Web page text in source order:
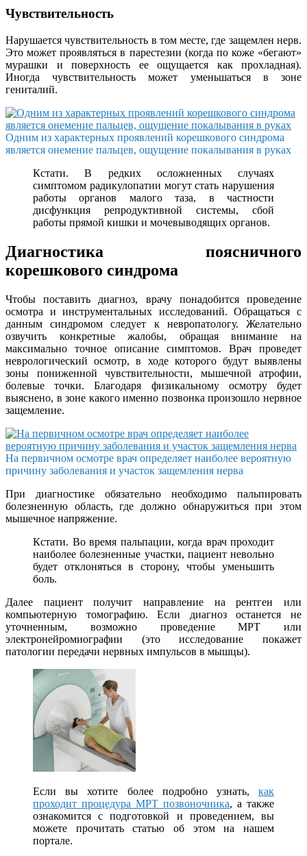
Чувствительность
Нарушается чувствительность в том месте, где защемлен нерв.
Это может проявляться в парестезии (когда по коже «бегают»
мурашки и поверхность ее ощущается как прохладная).
Иногда чувствительность может уменьшаться в зоне
гениталий.
Одним из характерных проявлений корешкового синдрома
является онемение пальцев, ощущение покалывания в руках
Кстати. В редких осложненных случаях
симптомом радикулопатии могут стать нарушения
работы органов малого таза, в частности
дисфункция репродуктивной системы, сбой
работы прямой кишки и мочевыводящих органов.
Диагностика поясничного
корешкового синдрома
Чтобы поставить диагноз, врачу понадобится проведение
осмотра и инструментальных исследований. Обращаться с
данным синдромом следует к невропатологу. Желательно
озвучить конкретные жалобы, обращая внимание на
максимально точное описание симптомов. Врач проведет
неврологический осмотр, в ходе которого будут выявлены
зоны пониженной чувствительности, мышечной атрофии,
болевые точки. Благодаря физикальному осмотру будет
выяснено, в зоне какого именно позвонка произошло нервное
защемление.
На первичном осмотре врач определяет наиболее вероятную
причину заболевания и участок защемления нерва
При диагностике обязательно необходимо пальпировать
болезненную область, где должно обнаружиться при этом
мышечное напряжение.
Кстати. Во время пальпации, когда врач проходит
наиболее болезненные участки, пациент невольно
будет отклоняться в сторону, чтобы уменьшить
боль.
Далее пациент получит направление на рентген или
компьютерную томографию. Если диагноз останется не
уточненным, возможно проведение МРТ или
электронейромиографии (это исследование покажет
патологии передачи нервных импульсов в мышцы).
Если вы хотите более подробно узнать, как
проходит процедура МРТ позвоночника, а также
ознакомится с подготовкой и проведением, вы
можете прочитать статью об этом на нашем
портале.